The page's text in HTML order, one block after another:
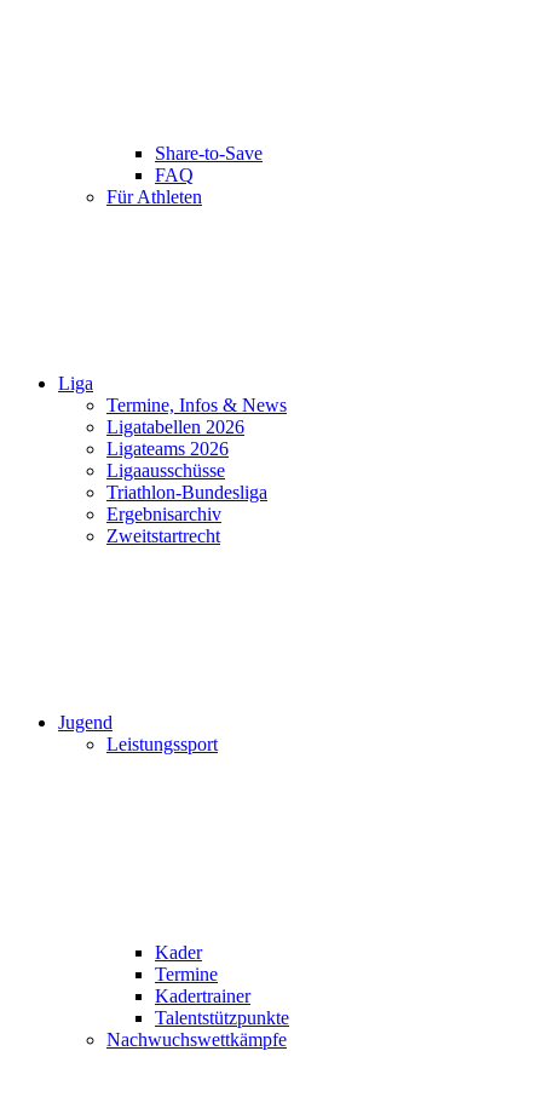
Share-to-Save
FAQ
Für Athleten
Liga
Termine, Infos & News
Ligatabellen 2026
Ligateams 2026
Ligaausschüsse
Triathlon-Bundesliga
Ergebnisarchiv
Zweitstartrecht
Jugend
Leistungssport
Kader
Termine
Kadertrainer
Talentstützpunkte
Nachwuchswettkämpfe